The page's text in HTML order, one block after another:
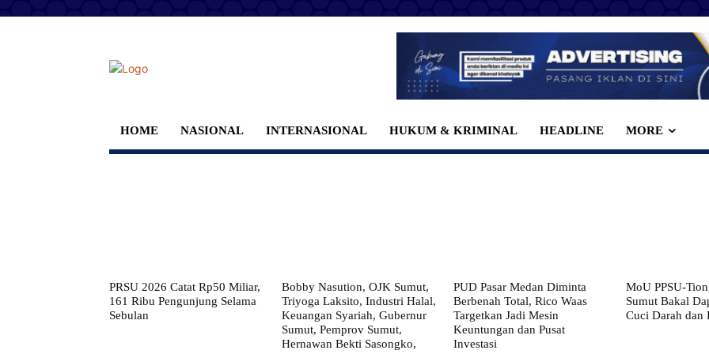
HOME NASIONAL INTERNASIONAL HUKUM & KRIMINAL HEADLINE MORE
PRSU 2026 Catat Rp50 Miliar,
161 Ribu Pengunjung Selama
Sebulan
Bobby Nasution, OJK Sumut,
Triyoga Laksito, Industri Halal,
Keuangan Syariah, Gubernur
Sumut, Pemprov Sumut,
Hernawan Bekti Sasongko,
PUD Pasar Medan Diminta
Berbenah Total, Rico Waas
Targetkan Jadi Mesin
Keuntungan dan Pusat
Investasi
MoU PPSU-
Sumut Bakal
Cuci Darah dan